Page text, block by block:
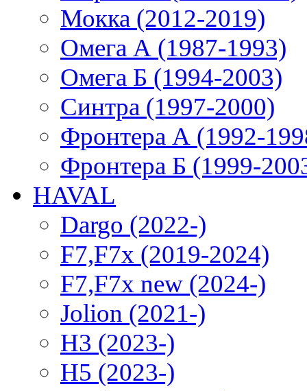
Мокка (2012-2019)
Омега А (1987-1993)
Омега Б (1994-2003)
Синтра (1997-2000)
Фронтера А (1992-
Фронтера Б (1999-
HAVAL
Dargo (2022-)
F7,F7x (2019-2024)
F7,F7x new (2024-)
Jolion (2021-)
H3 (2023-)
H5 (2023-)